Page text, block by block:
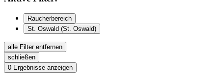
Raucherbereich
St. Oswald (St. Oswald)
alle Filter entfernen
schließen
0 Ergebnisse anzeigen